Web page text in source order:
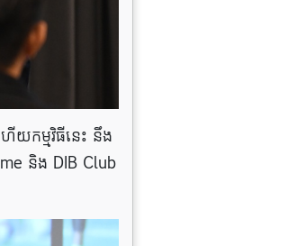
យ​កម្មវិធី​នេះ ​នឹង​
និង DIB Club